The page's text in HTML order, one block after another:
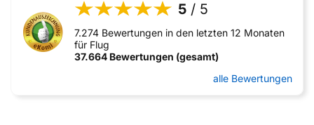
5 / 5
7.274 Bewertungen in den letzten 12 Monaten
für Flug
37.664 Bewertungen (gesamt)
alle Bewertungen